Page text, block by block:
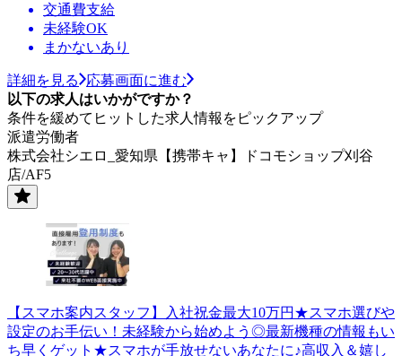
交通費支給
未経験OK
まかないあり
詳細を見る
応募画面に進む
以下の求人はいかがですか？
条件を緩めてヒットした求人情報をピックアップ
派遣労働者
株式会社シエロ_愛知県【携帯キャ】ドコモショップ刈谷
店/AF5
【スマホ案内スタッフ】入社祝金最大10万円★スマホ選びや
設定のお手伝い！未経験から始めよう◎最新機種の情報もい
ち早くゲット★スマホが手放せないあなたに♪高収入＆嬉し